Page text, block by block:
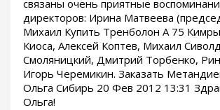
связаны очень приятные
директоров: Ирина Матвеева
Михаил Купить Тренболон A 75
Киоса, Алексей Коптев, Михаил
Смоляницкий, Дмитрий Торбенко,
Игорь Черемикин. Заказать
Ольга Сибирь 20 Фев 2012 13:31
Ольга!